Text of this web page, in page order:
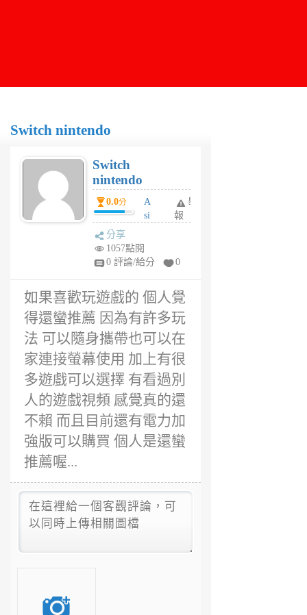
Switch nintendo
Switch
nintendo
0.0分
A
si
前
舉
報
分享
1057點閱
0 評論/給分
0
如果喜歡玩遊戲的 個人覺
得還蠻推薦 因為有許多玩
法 可以隨身攜帶也可以在
家連接螢幕使用 加上有很
多遊戲可以選擇 有看過別
人的遊戲視頻 感覺真的還
不賴 而且目前還有電力加
強版可以購買 個人是還蠻
推薦喔...